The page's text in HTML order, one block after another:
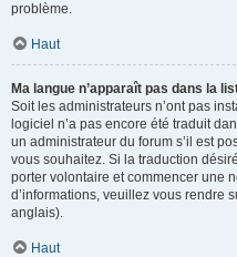
problème.
Haut
Ma langue n’apparaît pas dans la
Soit les administrateurs n’ont pas
logiciel n’a pas encore été traduit
un administrateur du forum s’il est
vous souhaitez. Si la traduction
porter volontaire et commencer une
d’informations, veuillez vous rendre
anglais).
Haut